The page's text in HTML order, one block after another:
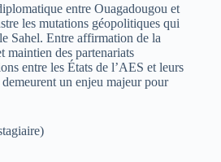
entre Ouagadougou et
les mutations géopolitiques qui
Sahel. Entre affirmation de la
maintien des partenariats
entre les États de l’AES et leurs
un enjeu majeur pour